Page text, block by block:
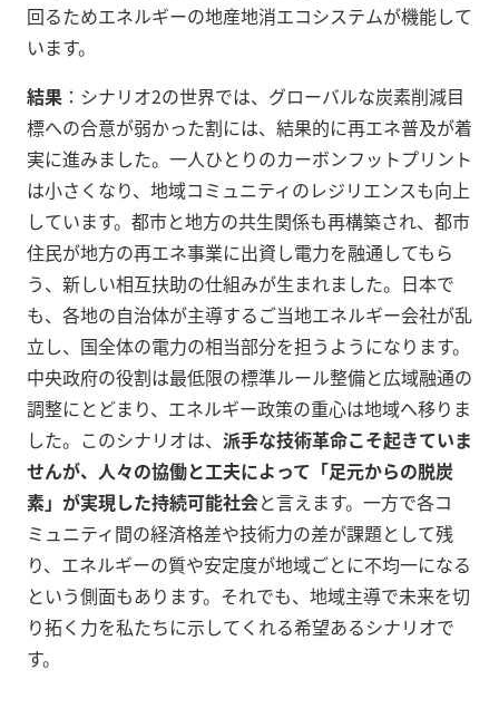
回るためエネルギーの地産地消エコシステムが機能して
います。
結果 ：シナリオ2の世界では、グローバルな炭素削減目
標への合意が弱かった割には、結果的に再エネ普及が着
実に進みました。一人ひとりのカーボンフットプリント
は小さくなり、地域コミュニティのレジリエンスも向上
しています。都市と地方の共生関係も再構築され、都市
住民が地方の再エネ事業に出資し電力を融通してもら
う、新しい相互扶助の仕組みが生まれました。日本で
も、各地の自治体が主導するご当地エネルギー会社が乱
立し、国全体の電力の相当部分を担うようになります。
中央政府の役割は最低限の標準ルール整備と広域融通の
調整にとどまり、エネルギー政策の重心は地域へ移りま
した。このシナリオは、 派手な技術革命こそ起きていま
せんが、人々の協働と工夫によって「足元からの脱炭
素」が実現した持続可能社会と言えます。一方で各コ
ミュニティ間の経済格差や技術力の差が課題として残
り、エネルギーの質や安定度が地域ごとに不均一になる
という側面もあります。それでも、地域主導で未来を切
り拓く力を私たちに示してくれる希望あるシナリオで
す。